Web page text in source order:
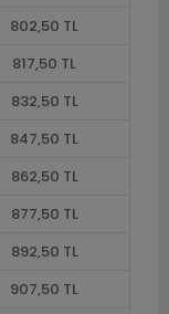
802,50 TL
817,50 TL
832,50 TL
847,50 TL
862,50 TL
877,50 TL
892,50 TL
907,50 TL